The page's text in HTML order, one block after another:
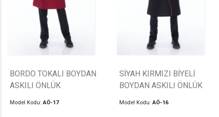
BORDO TOKALI BOYDAN
ASKILI ÖNLÜK
Model Kodu:AÖ-17
SİYAH KIRMIZI BİYELİ
BOYDAN ASKILI ÖNLÜK
Model Kodu:AÖ-16